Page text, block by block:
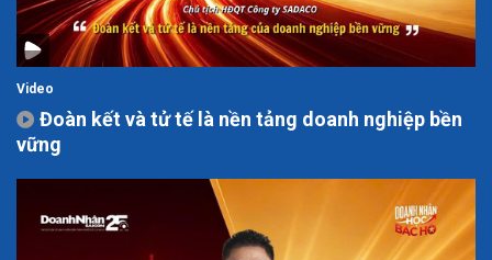
Video
Đoàn kết và tử tế là nền tảng doanh nghiệp bền
vững